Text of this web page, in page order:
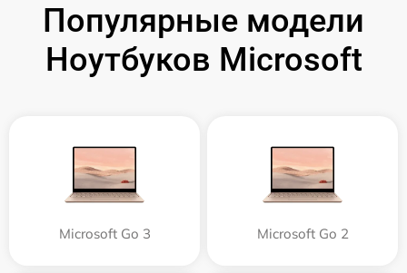
Популярные модели
Ноутбуков Microsoft
Microsoft Go 3 Microsoft Go 2